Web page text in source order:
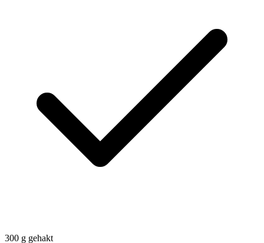
300 g gehakt